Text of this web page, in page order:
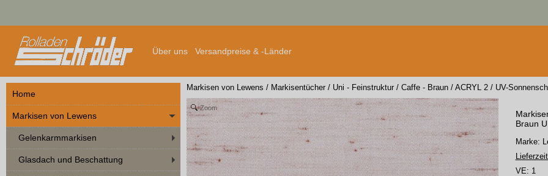
Über uns Versandpreise & -Länder
Home
Markisen von Lewens
Gelenkarmmarkisen
Glasdach und Beschattung
Markisen von Lewens / Markisentücher / Uni - Feinstruktur / Caffe - Braun / ACRYL 2 / UV-
Zoom
Braun
Marke:
VE: 1